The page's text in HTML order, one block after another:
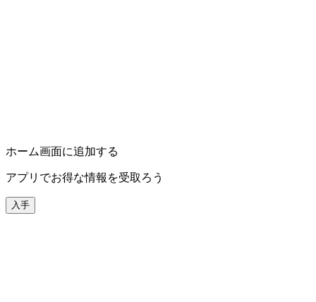
ホーム画面に追加する
アプリでお得な情報を受取ろう
入手